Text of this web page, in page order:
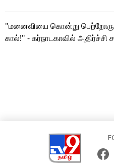
"மனைவியை கொன்று
கால்!" - கர்நாடகாவில் அதிர்ச்சி